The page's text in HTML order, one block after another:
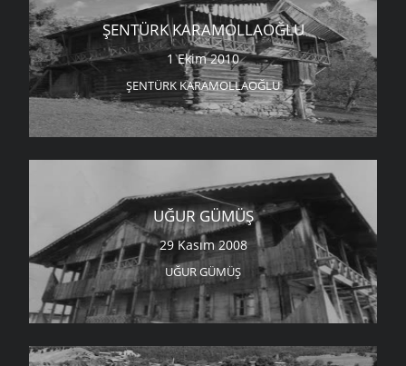
ŞENTÜRK KARAMOLLAOĞLU
1 Ekim 2010
ŞENTÜRK KARAMOLLAOĞLU
UĞUR GÜMÜŞ
29 Kasım 2008
UĞUR GÜMÜŞ